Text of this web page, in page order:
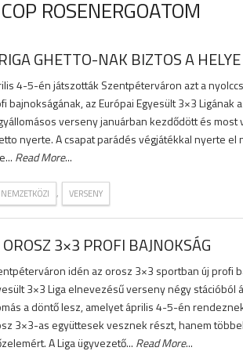
ROSENERGOATOM
GHETTO-NAK BIZTOS A
4-5-én játszották Szentpéterváron azt a
bajnokságának, az Európai Egyesült 3×3 Ligának
verseny januárban kezdődött és most
nyerte. A csapat parádés végjátékkal nyerte
Read More...
NEMZETKÖZI , VERSENY
OROSZ 3×3 PROFI BAJNOKSÁG
idén az orosz 3×3 sportban új profi
3×3 Liga elnevezésű verseny négy stációból
a döntő lesz, amelyet április 4-5-én
3×3-as együttesek vesznek részt, hanem
A Liga ügyvezető... Read More...